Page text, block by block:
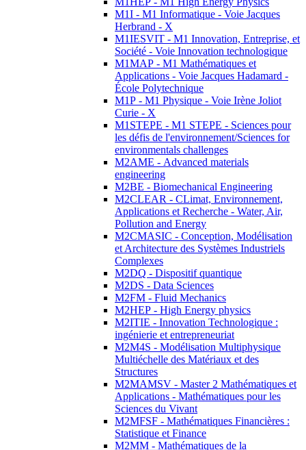
M1I - M1 Informatique - Voie Jacques
Herbrand - X
M1IESVIT - M1 Innovation, Entreprise, et
Société - Voie Innovation technologique
M1MAP - M1 Mathématiques et
Applications - Voie Jacques Hadamard -
École Polytechnique
M1P - M1 Physique - Voie Irène Joliot
Curie - X
M1STEPE - M1 STEPE - Sciences pour
les défis de l'environnement/Sciences for
environmentals challenges
M2AME - Advanced materials
engineering
M2BE - Biomechanical Engineering
M2CLEAR - CLimat, Environnement,
Applications et Recherche - Water, Air,
Pollution and Energy
M2CMASIC - Conception, Modélisation
et Architecture des Systèmes Industriels
Complexes
M2DQ - Dispositif quantique
M2DS - Data Sciences
M2FM - Fluid Mechanics
M2HEP - High Energy physics
M2ITIE - Innovation Technologique :
ingénierie et entrepreneuriat
M2M4S - Modélisation Multiphysique
Multiéchelle des Matériaux et des
Structures
M2MAMSV - Master 2 Mathématiques et
Applications - Mathématiques pour les
Sciences du Vivant
M2MFSF - Mathématiques Financières :
Statistique et Finance
M2MM - Mathématiques de la